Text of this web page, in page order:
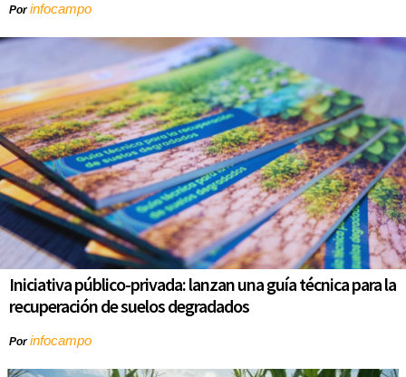
Porinfocampo
Iniciativa público-privada: lanzan una guía técnica para la
recuperación de suelos degradados
Porinfocampo